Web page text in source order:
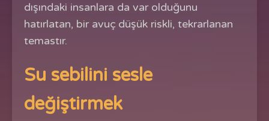
dışındaki insanlara da var olduğunu
hatırlatan, bir avuç düşük riskli, tekrarlanan
temastır.
Su sebilini sesle
değiştirmek